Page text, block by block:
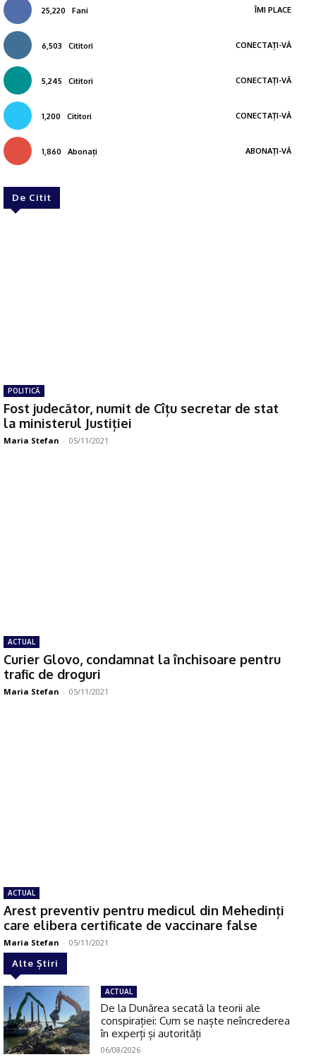
25,220 Fani ÎMI PLACE
6,503 Cititori CONECTAȚI-VĂ
5,245 Cititori CONECTAȚI-VĂ
1,200 Cititori CONECTAȚI-VĂ
1,860 Abonați ABONAȚI-VĂ
De Citit
POLITICĂ
Fost judecător, numit de Cîțu secretar de stat
la ministerul Justiției
Maria Stefan - 05/11/2021
ACTUAL
Curier Glovo, condamnat la închisoare pentru
trafic de droguri
Maria Stefan - 05/11/2021
ACTUAL
Arest preventiv pentru medicul din Mehedinți
care elibera certificate de vaccinare false
Maria Stefan - 05/11/2021
Alte Știri
ACTUAL
De la Dunărea secată la teorii ale
conspirației: Cum se naște neîncrederea
în experți și autorități
06/08/2026